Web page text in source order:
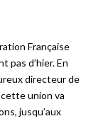
Française
pas d’hier. En
directeur de
cette union va
jusqu’aux